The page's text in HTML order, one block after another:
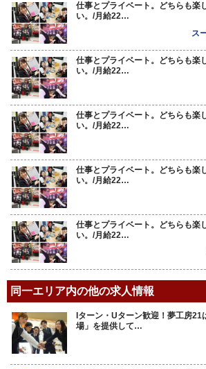
仕事とプライベート。どちらも楽
い。/月給22…
ス
仕事とプライベート。どちらも楽
い。/月給22…
仕事とプライベート。どちらも楽
い。/月給22…
仕事とプライベート。どちらも楽
い。/月給22…
仕事とプライベート。どちらも楽
い。/月給22…
同一エリア内の他の求人情報
Iターン・Uターン歓迎！夢工房
場」を提供して…